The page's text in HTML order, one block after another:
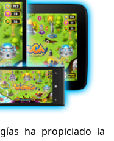
ha propiciado la